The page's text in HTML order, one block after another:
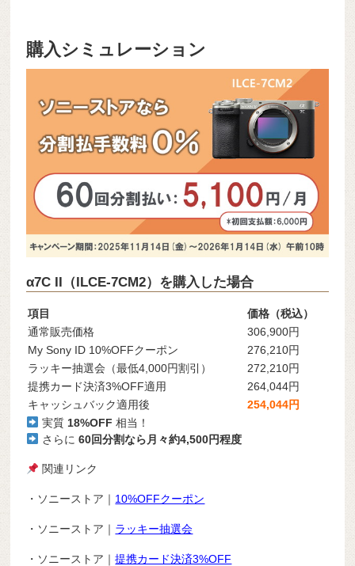
購入シミュレーション
α7C II（ILCE-7CM2）を購入した場合
項目
価格（税込）
通常販売価格
306,900円
My Sony ID 10%OFFクーポン
276,210円
ラッキー抽選会（最低4,000円割引）
272,210円
提携カード決済3%OFF適用
264,044円
キャッシュバック適用後
254,044円
実質 18%OFF 相当！
さらに60回分割なら月々約4,500円程度
関連リンク
・ソニーストア｜ 10%OFFクーポン
・ソニーストア｜ ラッキー抽選会
・ソニーストア｜提携カード決済3%OFF